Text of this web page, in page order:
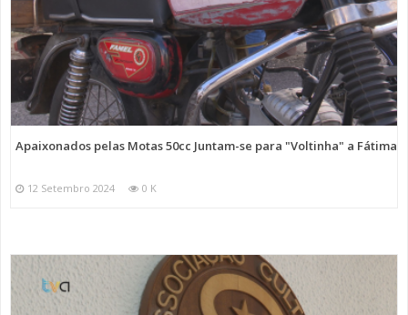
Apaixonados pelas Motas 50cc Juntam-se para "Voltinha" a Fátima
12 Setembro 2024 0 K